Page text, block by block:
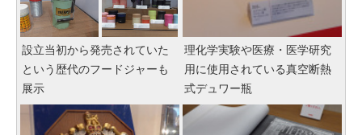
設立当初から発売されていた
という歴代のフードジャーも
展示
理化学実験や医療・医学研究
用に使用されている真空断熱
式デュワー瓶